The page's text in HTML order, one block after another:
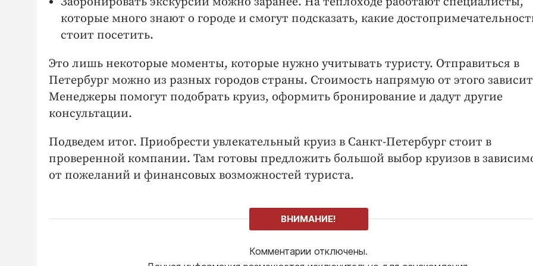
которые много знают о городе и смогут подсказать, какие
стоит посетить.
Это лишь некоторые моменты, которые нужно учитывать туристу. Отправиться в
Петербург можно из разных городов страны. Стоимость напрямую от этого
Менеджеры помогут подобрать круиз, оформить бронирование и дадут другие
консультации.
Подведем итог. Приобрести увлекательный круиз в Санкт-Петербург стоит в
проверенной компании. Там готовы предложить большой выбор круизов в
от пожеланий и финансовых возможностей туриста.
ВНИМАНИЕ!
Комментарии отключены.